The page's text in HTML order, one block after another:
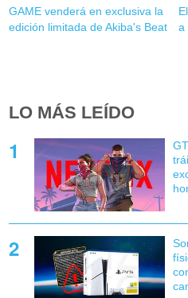
GAME venderá en exclusiva la
edición limitada de Akiba's Beat
a
LO MÁS LEÍDO